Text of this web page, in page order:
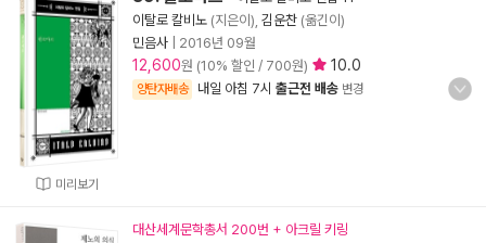
미리보기
이탈로 칼비노 (지은이), 김운찬 (옮긴이)
민음사
2016년 09월
12,600원 (10% 할인 / 700원) 10.0
양탄자배송 내일 아침 7시 출근전 배송 변경
대산세계문학총서 200번 + 아크릴 키링